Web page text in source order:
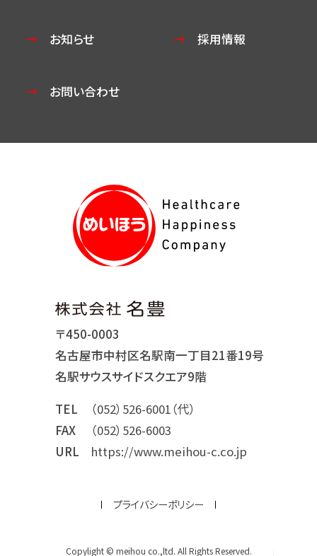
お知らせ 採用情報
お問い合わせ
〒450-0003
名古屋市中村区名駅南一丁目21番19号
名駅サウスサイドスクエア9階
TEL
（052）526-6001（代）
FAX
（052）526-6003
URL
https://www.meihou-c.co.jp
プライバシーポリシー
Copylight © meihou co.,ltd. All Rights Reserved.